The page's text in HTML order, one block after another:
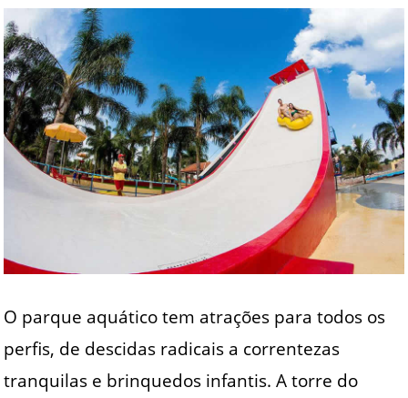
O parque aquático tem atrações para todos os
perfis, de descidas radicais a correntezas
tranquilas e brinquedos infantis. A torre do